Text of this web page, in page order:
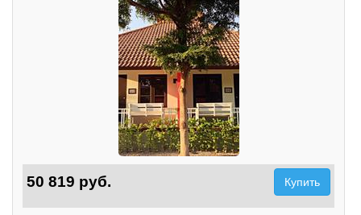
50 819 руб. Купить